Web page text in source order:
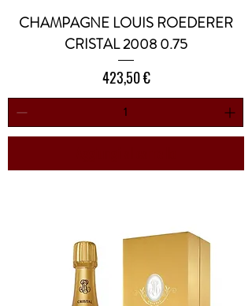
CHAMPAGNE LOUIS ROEDERER
CRISTAL 2008 0.75
Prezzo
423,50 €